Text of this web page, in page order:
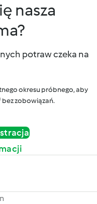
nasza
potraw czeka na
okresu próbnego, aby
zobowiązań.